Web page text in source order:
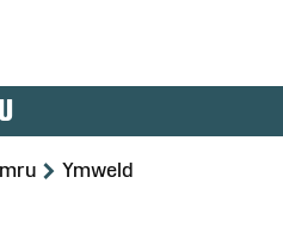
>Ymweld